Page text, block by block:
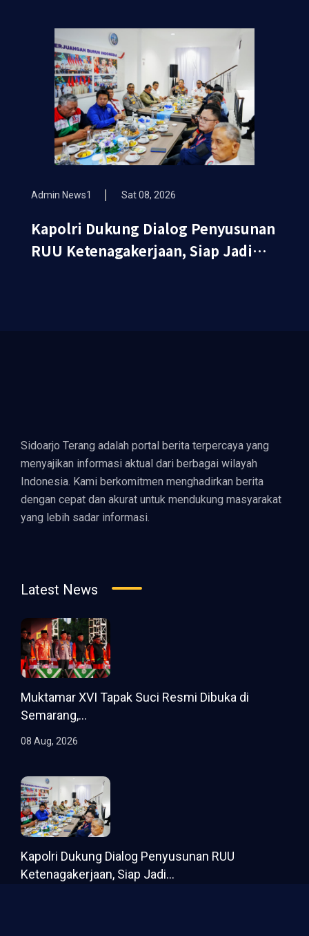
Kehormatan
Admin News1 Sat 08, 2026
Kapolri Dukung Dialog Penyusunan
RUU Ketenagakerjaan, Siap Jadi
Sidoarjo Terang adalah portal berita terpercaya yang
menyajikan informasi aktual dari berbagai wilayah
Indonesia. Kami berkomitmen menghadirkan berita
dengan cepat dan akurat untuk mendukung masyarakat
yang lebih sadar informasi.
Latest News
Muktamar XVI Tapak Suci Resmi Dibuka di
Semarang,...
08 Aug, 2026
Kapolri Dukung Dialog Penyusunan RUU
Ketenagakerjaan, Siap Jadi...